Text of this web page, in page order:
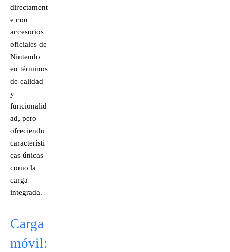
directament
e con
accesorios
oficiales de
Nintendo
en términos
de calidad
y
funcionalid
ad, pero
ofreciendo
característi
cas únicas
como la
carga
integrada.
Carga
móvil: